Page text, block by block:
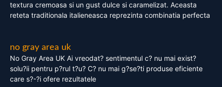
textura cremoasa si un gust dulce si caramelizat. Aceasta
reteta traditionala italieneasca reprezinta combinatia perfecta
no gray area uk
No Gray Area UK Ai vreodat? sentimentul c? nu mai exist?
solu?ii pentru p?rul t?u? C? nu mai g?se?ti produse eficiente
care s?-?i ofere rezultatele